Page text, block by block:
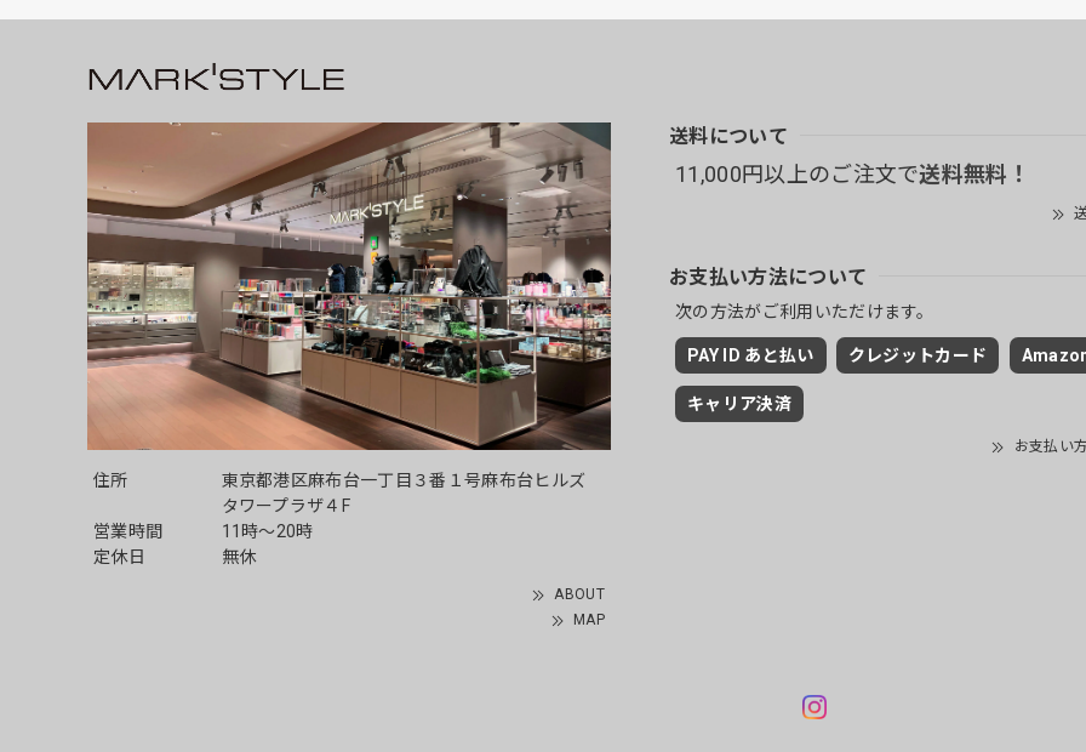
住所
東京都港区麻布台一丁目３番１号麻布台ヒルズ
タワープラザ４F
営業時間
11時～20時
定休日
無休
ABOUT
MAP
送料について
11,000円以上のご注文で送料無料！
お支払い方法について
次の方法がご利用いただけます。
PAY ID あと払い クレジットカード
キャリア決済
お支払い